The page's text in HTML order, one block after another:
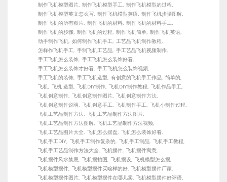
制作飞机模型图片 制作飞机模型手工 制作飞机模型的过程
制作飞机模型英文怎么写 制作飞机模型英语 制作飞机步骤图解
制作飞机的所有图片 制作飞机的材料 制作飞机的材料手工
制作飞机的步骤 制作飞机的过程 制作飞机简单 制作飞机英语
动手制作飞机 如何制作飞机手工 工艺品飞机制作教程
怎样作飞机手工 手制飞机工艺品 手工艺品飞机视频制作
手工飞机怎么装饰 手工飞机怎么装饰好看
手工飞机怎么装饰才好看 手工飞机怎么装饰视频
手工飞机的装饰 手工飞机造型 有创意的飞机手工作品 简单的
飞机 飞机 造型 飞机DIY制作 飞机DIY制作教程 飞机作品手工
飞机创意制作 飞机创意制作图片 飞机创意制作方法
飞机创意制作说明 飞机创意手工 飞机制作手工 飞机小制作过程
飞机工艺品制作方法 飞机工艺品制作方法图片
飞机工艺品制作方法图解 飞机工艺品制作方法视频
飞机工艺品图片大全 飞机怎么摆盘 飞机怎么装饰好看
飞机手工DIY 飞机手工制作复杂的 飞机手工制品 飞机手工教程
飞机手工艺品制作方法大全 飞机摆件 飞机摆件寓意
飞机摆件风水禁忌 飞机摆拍图 飞机摆设 飞机模型怎么摆
飞机模型摆件 飞机模型摆件买啥样的好 飞机模型摆件厂家
飞机模型摆件图片 飞机模型摆件在哪儿卖 飞机模型摆件好评语